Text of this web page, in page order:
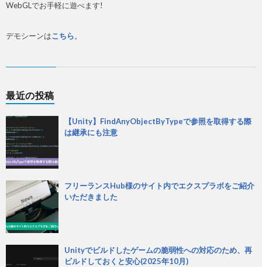
WebGLでお手軽に遊べます!
デモシーンはこちら。
最近の投稿
【Unity】FindAnyObjectByTypeで参照を取得する際
は継承にも注意
フリーランスHub様のサイト内でエクスプラボをご紹介
いただきました
Unityでビルドしたゲームの脆弱性への対応のため、再
ビルドしておくと安心(2025年10月)